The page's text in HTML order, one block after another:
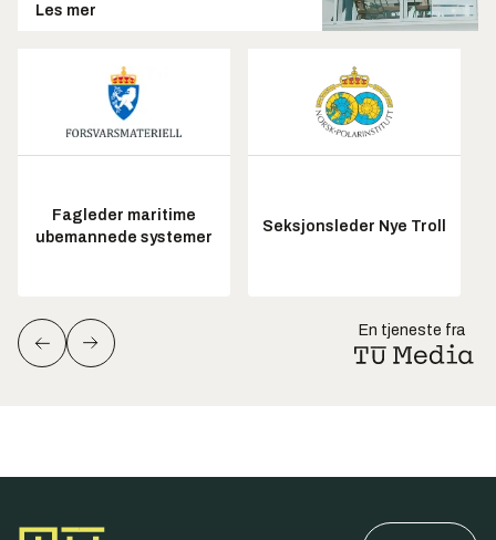
Les mer
Fagleder maritime
ubemannede systemer
Seksjonsleder Nye Troll
En tjeneste fra